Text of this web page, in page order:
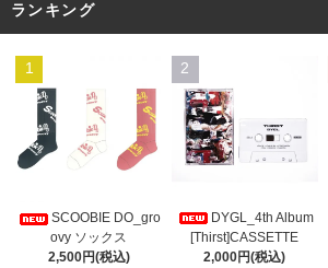
ランキング
1
SCOOBIE DO_gro
ovy ソックス
2,500円(税込)
2
DYGL_4th Album
[Thirst]CASSETTE
2,000円(税込)